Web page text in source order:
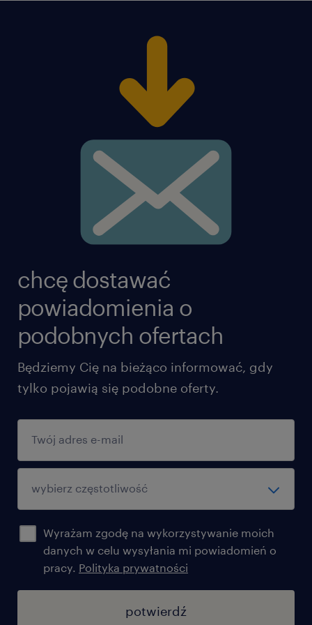
пропонуємо / oferujemy
Заробітна плата: до 5328 злотих брутто (
базова 4800 злотих брутто+премія)
Премія до 528 злотих брутто (за
відвідуваність і результати роботи в
загальному розмірі 11%.)
Зручний графік: 1-змінна система (робота з
Час для себе: всі вихідні завжди вільні.
Швидка стабілізація: можливість прямого
працевлаштування на підприємство вже через
Бенефіти: Пакет Randstad (приватна
chcę dostawać
powiadomienia o
podobnych ofertach
Będziemy Cię na bieżąco informować, gdy
tylko pojawią się podobne oferty.
Wyrażam zgodę na wykorzystywanie moich
danych w celu wysyłania mi powiadomień o
pracy. Polityka prywatności
potwierdź